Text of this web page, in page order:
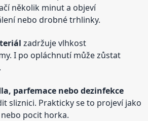
několik minut a objeví
nebo drobné trhlinky.
zadržuje vlhkost
I po opláchnutí může zůstat
parfemace nebo dezinfekce
sliznici. Prakticky se to projeví jako
pocit horka.